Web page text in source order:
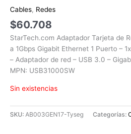
Cables, Redes
$60.708
StarTech.com Adaptador Tarjeta de
a 1Gbps Gigabit Ethernet 1 Puerto –
– Adaptador de red – USB 3.0 –
MPN: USB31000SW
Sin existencias
SKU: AB003GEN17-Tyseg Categorías: